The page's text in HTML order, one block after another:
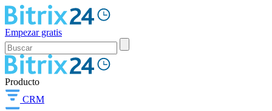
Empezar gratis
Producto
CRM